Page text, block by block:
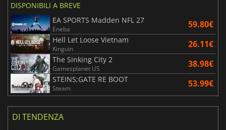
DISPONIBILI A BREVE
EA SPORTS Madden NFL 27
Eneba 59.80€
Hell Let Loose Vietnam
Kinguin 26.11€
The Sinking City 2
Gamesplanet US 38.98€
STEINS;GATE RE BOOT
Steam 53.99€
DI TENDENZA